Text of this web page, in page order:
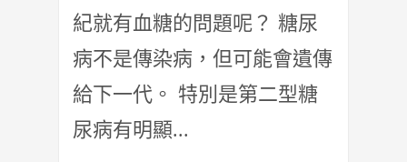
紀就有血糖的問題呢？ 糖尿
病不是傳染病，但可能會遺傳
給下⼀代。 特別是第二型糖
尿病有明顯...